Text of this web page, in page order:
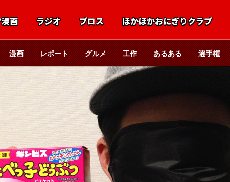
画 ラジオ ブロス ほかほかおにぎりクラブ
漫画 レポート グルメ 工作 あるある 選手権